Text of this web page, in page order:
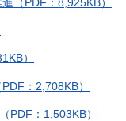
）
：2,708KB）
PDF：1,503KB）